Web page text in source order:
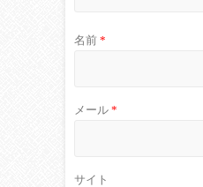
名前 *
メール *
サイト